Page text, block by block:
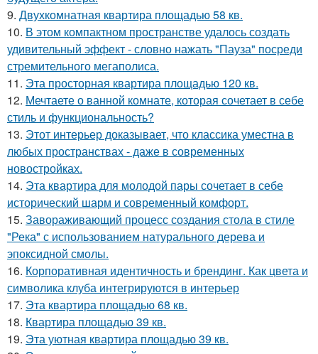
9. Двухкомнатная квартира площадью 58 кв.
10. В этом компактном пространстве удалось создать
удивительный эффект - словно нажать "Пауза" посреди
стремительного мегаполиса.
11. Эта просторная квартира площадью 120 кв.
12. Мечтаете о ванной комнате, которая сочетает в себе
стиль и функциональность?
13. Этот интерьер доказывает, что классика уместна в
любых пространствах - даже в современных
новостройках.
14. Эта квартира для молодой пары сочетает в себе
исторический шарм и современный комфорт.
15. Завораживающий процесс создания стола в стиле
"Река" с использованием натурального дерева и
эпоксидной смолы.
16. Корпоративная идентичность и брендинг. Как цвета и
символика клуба интегрируются в интерьер
17. Эта квартира площадью 68 кв.
18. Квартира площадью 39 кв.
19. Эта уютная квартира площадью 39 кв.